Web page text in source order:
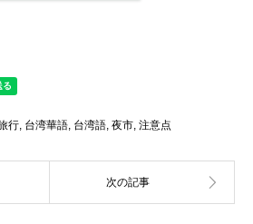
行 台湾華語 台湾語 夜市 注意点